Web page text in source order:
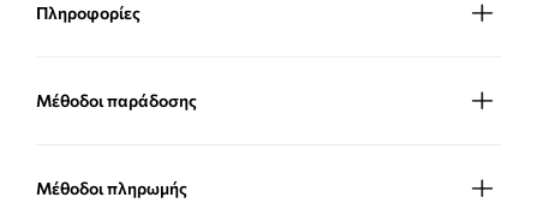
Πληροφορίες
Μέθοδοι παράδοσης
Μέθοδοι πληρωμής